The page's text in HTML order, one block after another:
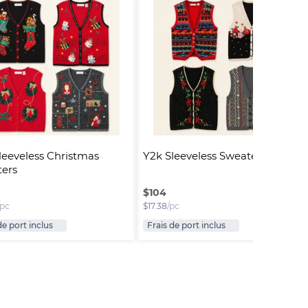
Christmas
port inclus
Y2k Sleeveless Sweaters
$104
$17.38/pc
Frais de port inclus